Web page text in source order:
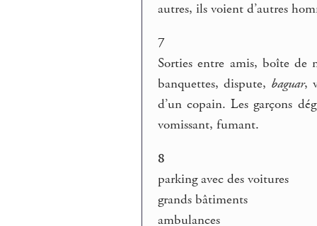
autres, ils voient d’autres
7
Sorties entre amis, boîte de
banquettes, dispute, baguar,
d’un copain. Les garçons
vomissant, fumant.
8
parking avec des voitures
grands bâtiments
ambulances